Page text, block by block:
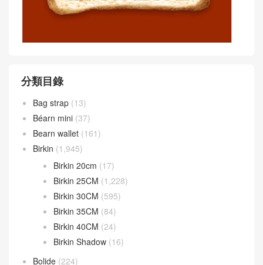
分類目錄
Bag strap (13)
Béarn mini (37)
Bearn wallet (161)
Birkin (1,945)
Birkin 20cm (17)
Birkin 25CM (1,228)
Birkin 30CM (595)
Birkin 35CM (84)
Birkin 40CM (24)
Birkin Shadow (16)
Bolide (224)